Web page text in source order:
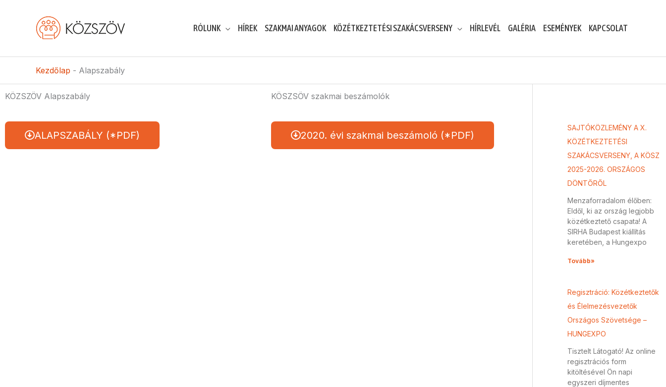
RÓLUNK HÍREK SZAKMAI ANYAGOK KÖZÉTKEZTETÉSI SZAKÁCSVERSENY HÍRLEVÉL GALÉRIA ESEMÉNYEK KAPCSOLAT
Kezdőlap - Alapszabály
KÖZSZÖV Alapszabály
ALAPSZABÁLY (*PDF)
KÖSZSÖV szakmai beszámolók
2020. évi szakmai beszámoló (*PDF)
SAJTÓKÖZLEMÉNY A X.
KÖZÉTKEZTETÉSI
SZAKÁCSVERSENY, A KÖSZ
2025-2026. ORSZÁGOS
DÖNTŐRŐL
Menzaforradalom élőben:
Eldől, ki az ország legjobb
közétkeztető csapata! A
SIRHA Budapest kiállítás
keretében, a Hungexpo
Tovább»
Regisztráció: Közétkeztetők
és Élelmezésvezetők
Országos Szövetsége –
HUNGEXPO
Tisztelt Látogató! Az online
regisztrációs form
kitöltésével Ön napi
egyszeri díjmentes